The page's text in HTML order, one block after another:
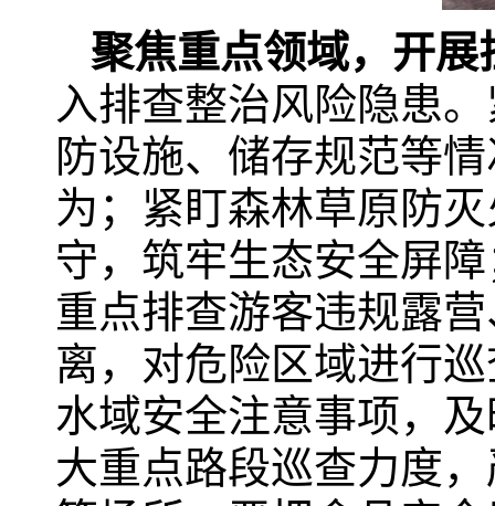
聚焦重点领域，开展
入排查整治风险隐患
防设施、储存规范等
为；紧盯森林草原防
守，筑牢生态安全屏
重点排查游客违规露
离，对危险区域进行
水域安全注意事项，
大重点路段巡查力度